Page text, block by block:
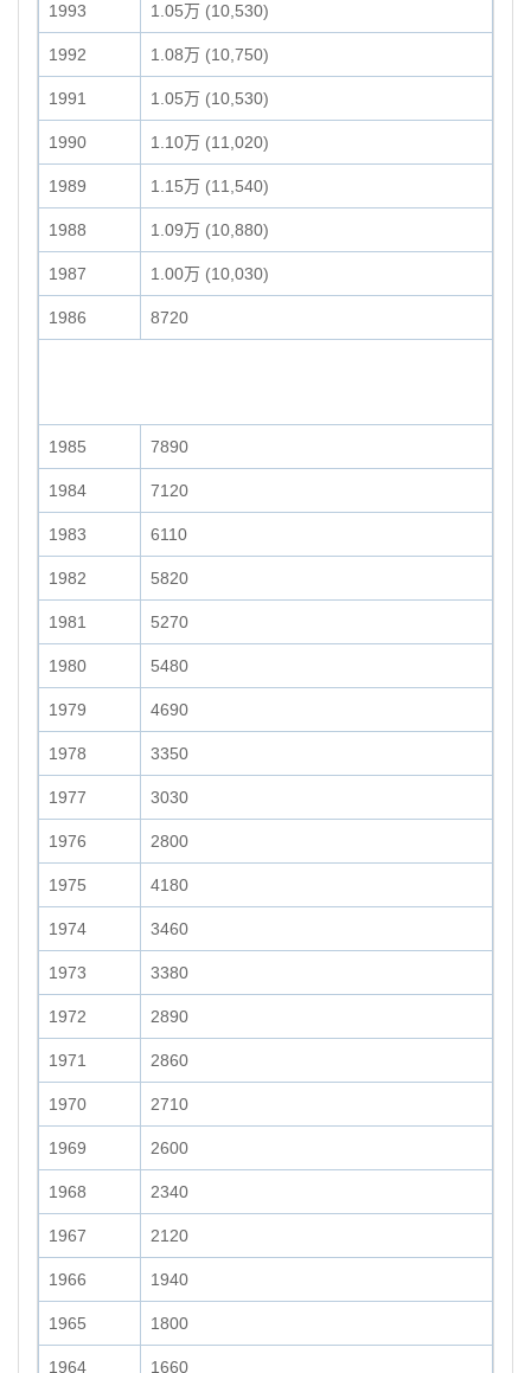
1993 1.05万 (10,530)
1992 1.08万 (10,750)
1991 1.05万 (10,530)
1990 1.10万 (11,020)
1989 1.15万 (11,540)
1988 1.09万 (10,880)
1987 1.00万 (10,030)
1986 8720
1985 7890
1984 7120
1983 6110
1982 5820
1981 5270
1980 5480
1979 4690
1978 3350
1977 3030
1976 2800
1975 4180
1974 3460
1973 3380
1972 2890
1971 2860
1970 2710
1969 2600
1968 2340
1967 2120
1966 1940
1965 1800
1964 1660